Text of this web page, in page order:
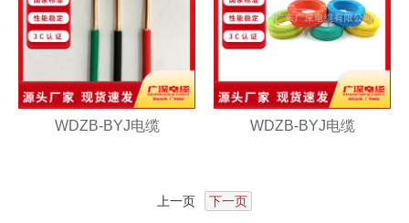
WDZB-BYJ电缆 WDZB-BYJ电缆
上一页 下一页